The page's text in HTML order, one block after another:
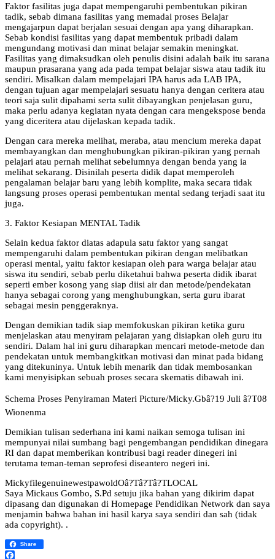
Faktor fasilitas juga dapat mempengaruhi pembentukan pikiran
tadik, sebab dimana fasilitas yang memadai proses Belajar
mengajarpun dapat berjalan sesuai dengan apa yang diharapkan.
Sebab kondisi fasilitas yang dapat membentuk pribadi dalam
mengundang motivasi dan minat belajar semakin meningkat.
Fasilitas yang dimaksudkan oleh penulis disini adalah baik itu sarana
maupun prasarana yang ada pada tempat belajar siswa atau tadik itu
sendiri. Misalkan dalam mempelajari IPA harus ada LAB IPA,
dengan tujuan agar mempelajari sesuatu hanya dengan ceritera atau
teori saja sulit dipahami serta sulit dibayangkan penjelasan guru,
maka perlu adanya kegiatan nyata dengan cara mengekspose benda
yang diceritera atau dijelaskan kepada tadik.
Dengan cara mereka melihat, meraba, atau mencium mereka dapat
membayangkan dan menghubungkan pikiran-pikiran yang pernah
pelajari atau pernah melihat sebelumnya dengan benda yang ia
melihat sekarang. Disinilah peserta didik dapat memperoleh
pengalaman belajar baru yang lebih komplite, maka secara tidak
langsung proses operasi pembentukan mental sedang terjadi saat itu
juga.
3. Faktor Kesiapan MENTAL Tadik
Selain kedua faktor diatas adapula satu faktor yang sangat
mempengaruhi dalam pembentukan pikiran dengan melibatkan
operasi mental, yaitu faktor kesiapan oleh para warga belajar atau
siswa itu sendiri, sebab perlu diketahui bahwa peserta didik ibarat
seperti ember kosong yang siap diisi air dan metode/pendekatan
hanya sebagai corong yang menghubungkan, serta guru ibarat
sebagai mesin penggeraknya.
Dengan demikian tadik siap memfokuskan pikiran ketika guru
menjelaskan atau menyiram pelajaran yang disiapkan oleh guru itu
sendiri. Dalam hal ini guru diharapkan mencari metode-metode dan
pendekatan untuk membangkitkan motivasi dan minat pada bidang
yang ditekuninya. Untuk lebih menarik dan tidak membosankan
kami menyisipkan sebuah proses secara skematis dibawah ini.
Schema Proses Penyiraman Materi Picture/Micky.Gbâ?19 Juli â?T08
Wionenma
Demikian tulisan sederhana ini kami naikan semoga tulisan ini
mempunyai nilai sumbang bagi pengembangan pendidikan dinegara
RI dan dapat memberikan kontribusi bagi reader dinegeri ini
terutama teman-teman seprofesi diseantero negeri ini.
MickyfilegenuinewestpawoldOâ?Tâ?Tâ?TLOCAL
Saya Mickaus Gombo, S.Pd setuju jika bahan yang dikirim dapat
dipasang dan digunakan di Homepage Pendidikan Network dan saya
menjamin bahwa bahan ini hasil karya saya sendiri dan sah (tidak
ada copyright). .
Share